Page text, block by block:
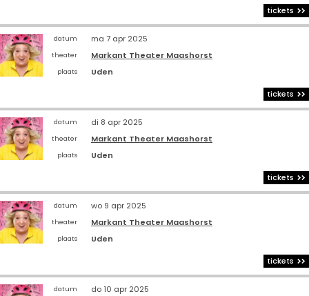
tickets
datum ma 7 apr 2025
theater Markant Theater Maashorst
plaats
Uden
tickets
datum di 8 apr 2025
theater Markant Theater Maashorst
plaats
Uden
tickets
datum wo 9 apr 2025
theater Markant Theater Maashorst
plaats
Uden
tickets
datum do 10 apr 2025